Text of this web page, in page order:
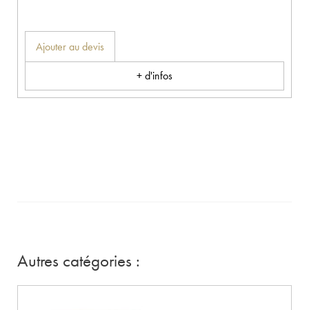
Ajouter au devis
+ d'infos
Autres catégories :